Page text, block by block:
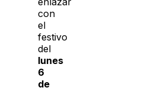
con
el
festivo
del
lunes
6
de